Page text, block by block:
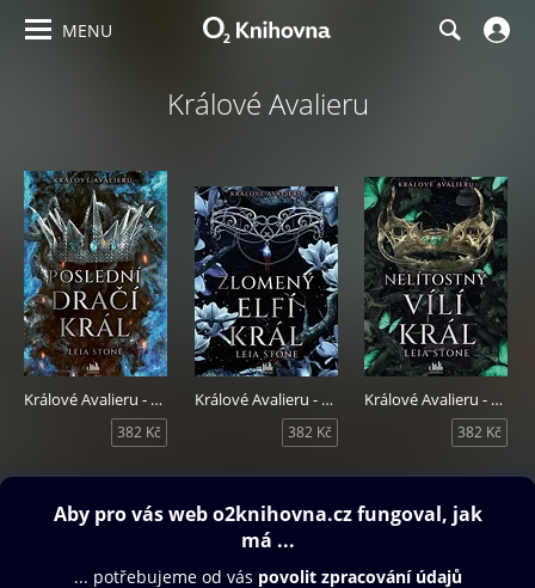
MENU
Králové Avalieru
Králové Avalieru - Poslední dračí král
382 Kč
Králové Avalieru - Zlomený elfí král
382 Kč
Králové Avalieru - Nelítostný vílí král
382 Kč
Obsah ke stažení